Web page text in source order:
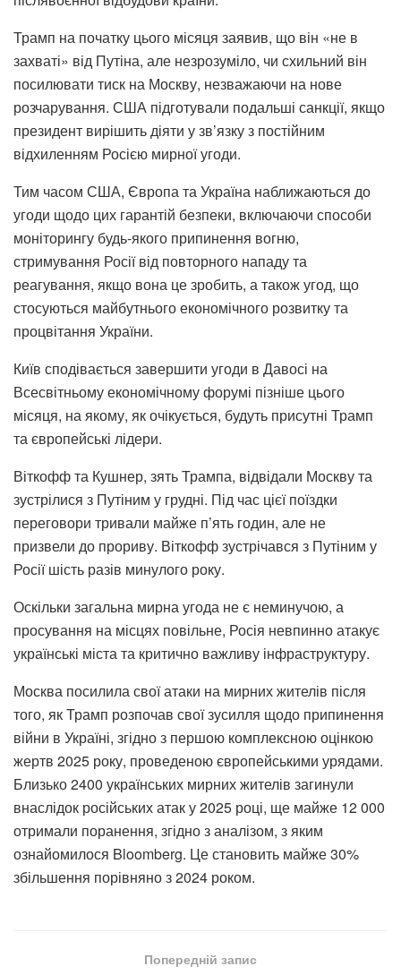
Трамп на початку цього місяця заявив, що він «не в
захваті» від Путіна, але незрозуміло, чи схильний він
посилювати тиск на Москву, незважаючи на нове
розчарування. США підготували подальші санкції, якщо
президент вирішить діяти у зв’язку з постійним
відхиленням Росією мирної угоди.
Тим часом США, Європа та Україна наближаються до
угоди щодо цих гарантій безпеки, включаючи способи
моніторингу будь-якого припинення вогню,
стримування Росії від повторного нападу та
реагування, якщо вона це зробить, а також угод, що
стосуються майбутнього економічного розвитку та
процвітання України.
Київ сподівається завершити угоди в Давосі на
Всесвітньому економічному форумі пізніше цього
місяця, на якому, як очікується, будуть присутні Трамп
та європейські лідери.
Віткофф та Кушнер, зять Трампа, відвідали Москву та
зустрілися з Путіним у грудні. Під час цієї поїздки
переговори тривали майже п’ять годин, але не
призвели до прориву. Віткофф зустрічався з Путіним у
Росії шість разів минулого року.
Оскільки загальна мирна угода не є неминучою, а
просування на місцях повільне, Росія невпинно атакує
українські міста та критично важливу інфраструктуру.
Москва посилила свої атаки на мирних жителів після
того, як Трамп розпочав свої зусилля щодо припинення
війни в Україні, згідно з першою комплексною оцінкою
жертв 2025 року, проведеною європейськими урядами.
Близько 2400 українських мирних жителів загинули
внаслідок російських атак у 2025 році, ще майже 12 000
отримали поранення, згідно з аналізом, з яким
ознайомилося Bloomberg. Це становить майже 30%
збільшення порівняно з 2024 роком.
Попередній запис